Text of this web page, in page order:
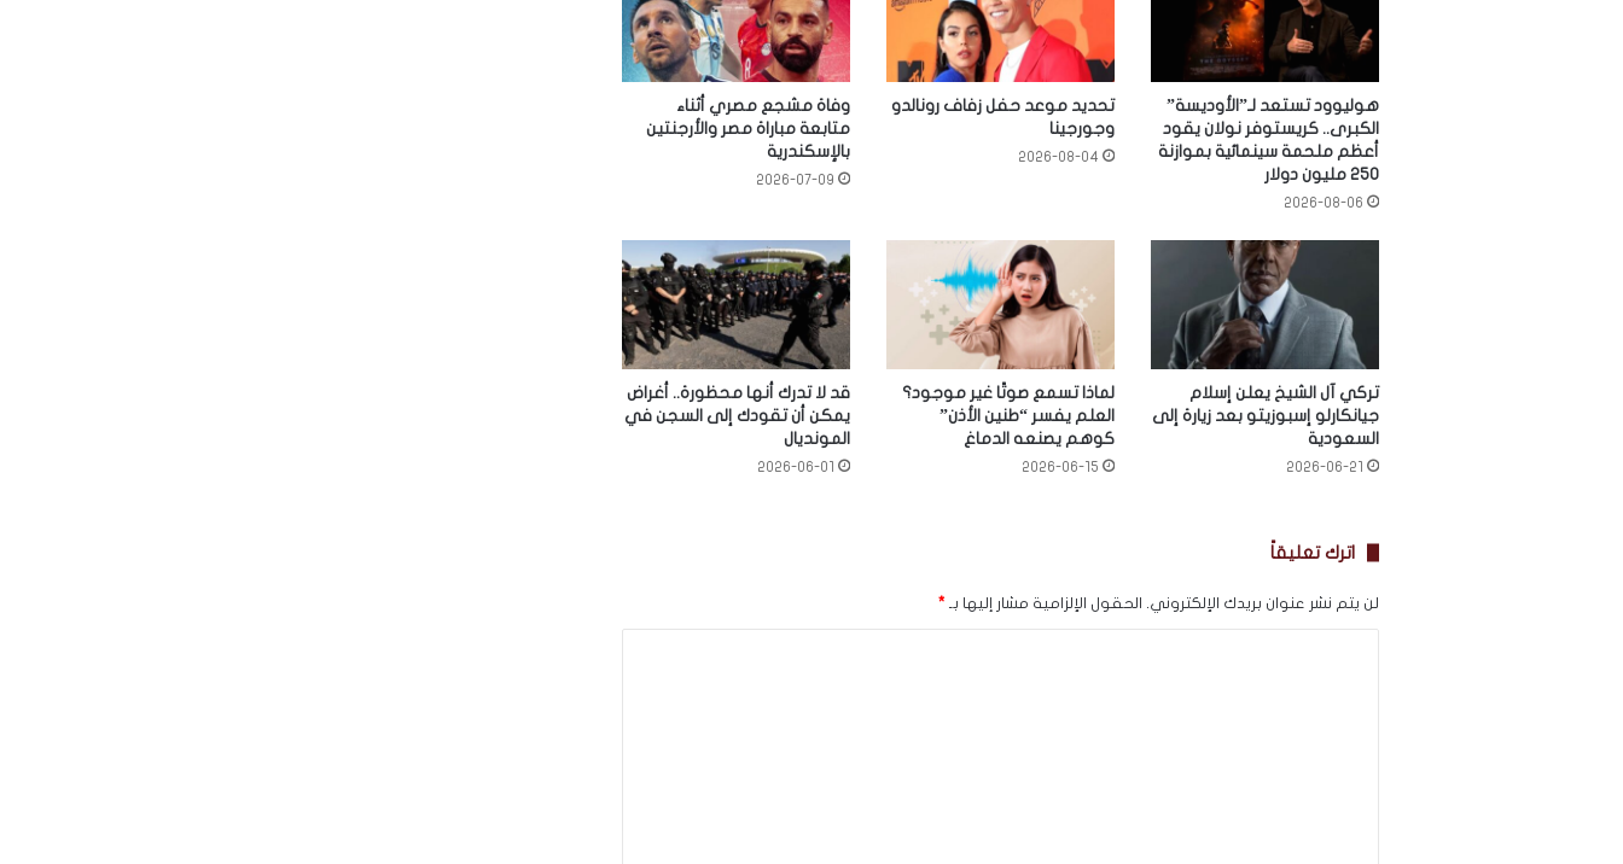
هوليوود تستعد لـ”الأوديسة”
الكبرى.. كريستوفر نولان يقود
أعظم ملحمة سينمائية بموازنة
250 مليون دولار
2026-08-06
تحديد موعد حفل زفاف رونالدو
وجورجينا
2026-08-04
وفاة مشجع مصري أثناء
متابعة مباراة مصر والأرجنتين
بالإسكندرية
2026-07-09
تركي آل الشيخ يعلن إسلام
جيانكارلو إسبوزيتو بعد زيارة إلى
السعودية
2026-06-21
لماذا تسمع صوتًا غير موجود؟
العلم يفسر “طنين الأذن”
كوهم يصنعه الدماغ
2026-06-15
قد لا تدرك أنها محظورة.. أغراض
يمكن أن تقودك إلى السجن في
المونديال
2026-06-01
اترك تعليقاً
لن يتم نشر عنوان بريدك الإلكتروني. الحقول الإلزامية مشار إليها بـ *